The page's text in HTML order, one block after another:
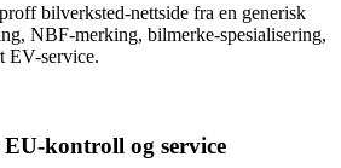
bilverksted-nettside fra en generisk
NBF-merking, bilmerke-spesialisering,
EV-service.
kontroll og service